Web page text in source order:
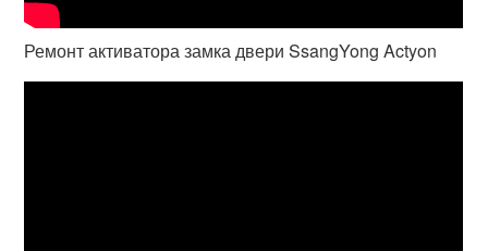
Ремонт активатора замка двери SsangYong Actyon